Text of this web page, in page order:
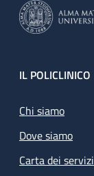
Footer
IL POLICLINICO
Chi siamo
Dove siamo
Carta dei servizi